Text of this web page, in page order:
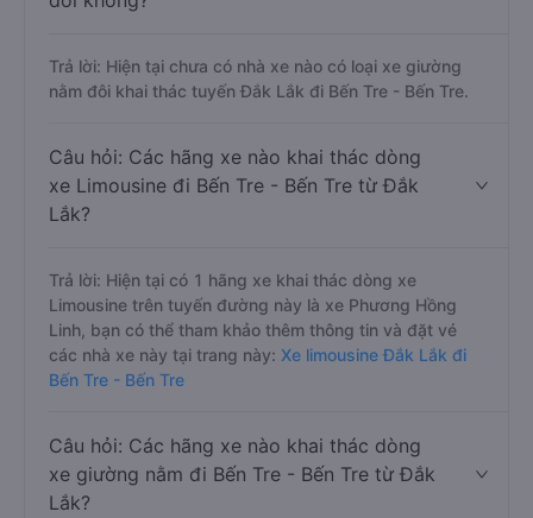
Trả lời: Hiện tại chưa có nhà xe nào có loại xe giường
nằm đôi khai thác tuyến Đắk Lắk đi Bến Tre - Bến Tre.
Câu hỏi: Các hãng xe nào khai thác dòng
xe Limousine đi Bến Tre - Bến Tre từ Đắk
Lắk?
Trả lời: Hiện tại có 1 hãng xe khai thác dòng xe
Limousine trên tuyến đường này là xe Phương Hồng
Linh, bạn có thể tham khảo thêm thông tin và đặt vé
các nhà xe này tại trang này: Xe limousine Đắk Lắk đi
Bến Tre - Bến Tre
Câu hỏi: Các hãng xe nào khai thác dòng
xe giường nằm đi Bến Tre - Bến Tre từ Đắk
Lắk?